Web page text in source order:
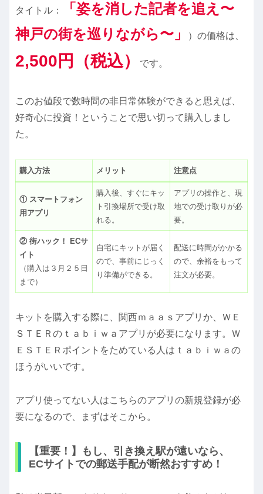
タイトル：
「姿を消した記者を追え〜
神戸の街を巡りながら〜」
）の価格は、
2,500円（税込） です。
このお値段で数時間の非日常体験ができると思えば、
好奇心に投資！ということで思い切って購入しまし
た。
購入方法 メリット 注意点
① スマートフォン
用アプリ
購入後、すぐにキッ
ト引換場所で受け取
れる。
アプリの操作と、現
地での受け取りが必
要。
② 街ハック！ ECサ
イト
（購入は３月２５日
まで）
自宅にキットが届く
ので、事前にじっく
り準備ができる。
配送に時間がかかる
ので、余裕をもって
注文が必要。
キットを購入する際に、関西ｍａａｓアプリか、ＷＥ
ＳＴＥＲのｔａｂｉｗａアプリが必要になります。Ｗ
ＥＳＴＥＲポイントをためている人はｔａｂｉｗａの
ほうがいいです。
アプリ使ってない人はこちらのアプリの新規登録が必
要になるので、まずはそこから。
【重要！】もし、引き換え駅が遠いなら、
ECサイトでの郵送手配が断然おすすめ！